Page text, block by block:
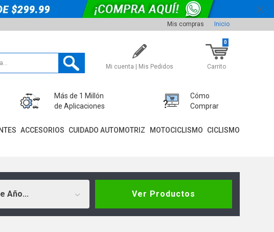
Mis compras Inicio
Mi cuenta | Mis Pedidos Carrito
0
Más de 1 Millón
de Aplicaciones
Cómo
Comprar
ACCESORIOS CUIDADO AUTOMOTRIZ MOTOCICLISMO CICLISMO
Año... Ver Productos